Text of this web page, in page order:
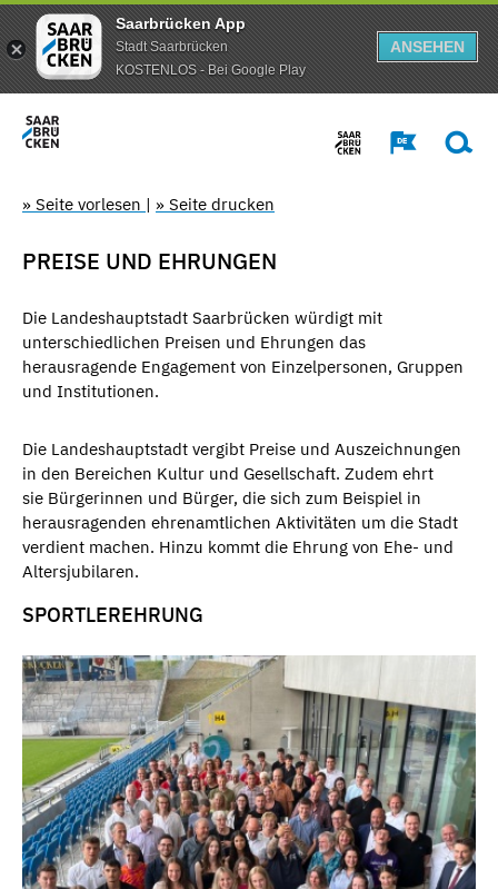
Saarbrücken App
Stadt Saarbrücken
KOSTENLOS - Bei Google Play
ANSEHEN
» Seite vorlesen | » Seite drucken
PREISE UND EHRUNGEN
Die Landeshauptstadt Saarbrücken würdigt mit
unterschiedlichen Preisen und Ehrungen das
herausragende Engagement von Einzelpersonen, Gruppen
und Institutionen.
Die Landeshauptstadt vergibt Preise und Auszeichnungen
in den Bereichen Kultur und Gesellschaft. Zudem ehrt
sie Bürgerinnen und Bürger, die sich zum Beispiel in
herausragenden ehrenamtlichen Aktivitäten um die Stadt
verdient machen. Hinzu kommt die Ehrung von Ehe- und
Altersjubilaren.
SPORTLEREHRUNG